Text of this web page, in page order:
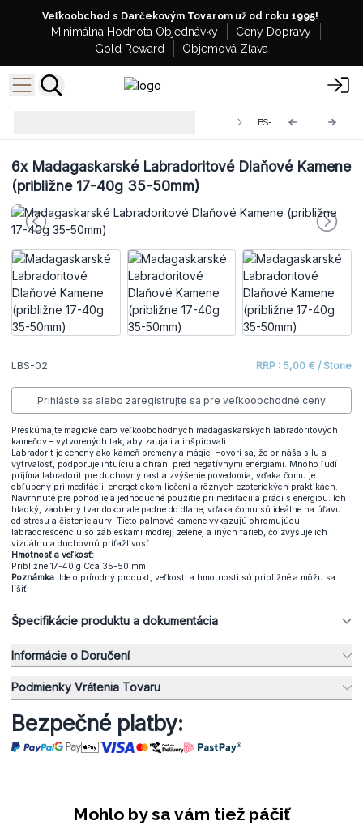
Veľkoobchod s Darčekovým Tovarom už od roku 1995!
Minimálna Hodnota Objednávky
Ceny Dopravy
Gold Reward
Objemová Zľava
LBS-02
6xMadagaskarské Labradoritové Dlaňové Kamene
(približne 17-40g 35-50mm)
LBS-02 RRP : 5,00 € / Stone
Prihláste sa alebo zaregistrujte sa pre veľkoobchodné ceny
Preskúmajte magické čaro veľkoobchodných madagaskarských labradoritových
kameňov – vytvorených tak, aby zaujali a inšpirovali.
Labradorit je cenený ako kameň premeny a mágie. Hovorí sa, že prináša silu a
vytrvalosť, podporuje intuíciu a chráni pred negatívnymi energiami. Mnoho ľudí
prijíma labradorit pre duchovný rast a zvýšenie povedomia, vďaka čomu je
obľúbený pri meditácii, energetickom liečení a rôznych ezoterických praktikách.
Navrhnuté pre pohodlie a jednoduché použitie pri meditácii a práci s energiou. Ich
hladký, zaoblený tvar dokonale padne do dlane, vďaka čomu sú ideálne na úľavu
od stresu a čistenie aury. Tieto palmové kamene vykazujú ohromujúcu
labradorescenciu so zábleskami modrej, zelenej a iných farieb, čo zvyšuje ich
vizuálnu a duchovnú príťažlivosť.
Hmotnosť a veľkosť:
Približne 17-40 g Cca 35-50 mm
Poznámka: Ide o prírodný produkt, veľkosti a hmotnosti sú približné a môžu sa
líšiť.
Špecifikácie produktu a dokumentácia
Informácie o Doručení
Podmienky Vrátenia Tovaru
Bezpečné platby:
Mohlo by sa vám tiež páčiť